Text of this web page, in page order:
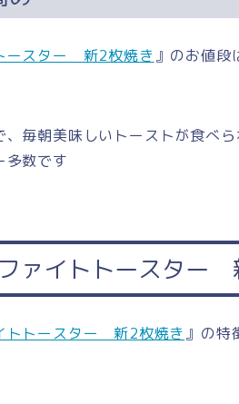
ースター 新2枚焼き』のお値段
、毎朝美味しいトーストが食べ
多数です
ファイトトースター
トトースター 新2枚焼き』の特